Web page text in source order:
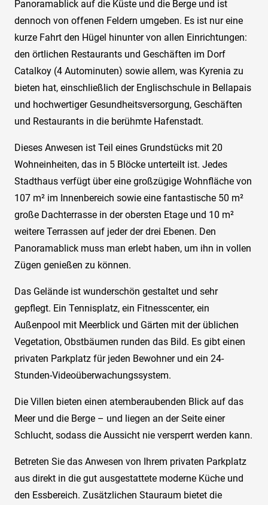
Panoramablick auf die Küste und die Berge und ist
dennoch von offenen Feldern umgeben. Es ist nur eine
kurze Fahrt den Hügel hinunter von allen Einrichtungen:
den örtlichen Restaurants und Geschäften im Dorf
Catalkoy (4 Autominuten) sowie allem, was Kyrenia zu
bieten hat, einschließlich der Englischschule in Bellapais
und hochwertiger Gesundheitsversorgung, Geschäften
und Restaurants in die berühmte Hafenstadt.
Dieses Anwesen ist Teil eines Grundstücks mit 20
Wohneinheiten, das in 5 Blöcke unterteilt ist. Jedes
Stadthaus verfügt über eine großzügige Wohnfläche von
107 m² im Innenbereich sowie eine fantastische 50 m²
große Dachterrasse in der obersten Etage und 10 m²
weitere Terrassen auf jeder der drei Ebenen. Den
Panoramablick muss man erlebt haben, um ihn in vollen
Zügen genießen zu können.
Das Gelände ist wunderschön gestaltet und sehr
gepflegt. Ein Tennisplatz, ein Fitnesscenter, ein
Außenpool mit Meerblick und Gärten mit der üblichen
Vegetation, Obstbäumen runden das Bild. Es gibt einen
privaten Parkplatz für jeden Bewohner und ein 24-
Stunden-Videoüberwachungssystem.
Die Villen bieten einen atemberaubenden Blick auf das
Meer und die Berge – und liegen an der Seite einer
Schlucht, sodass die Aussicht nie versperrt werden kann.
Betreten Sie das Anwesen von Ihrem privaten Parkplatz
aus direkt in die gut ausgestattete moderne Küche und
den Essbereich. Zusätzlichen Stauraum bietet die